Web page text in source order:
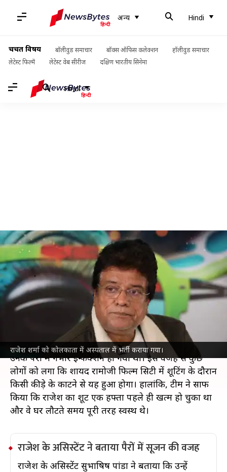
अन्य Hindi
चर्चित विषय बॉलीवुड समाचार बॉक्स ऑफिस कलेक्शन
हॉलीवुड समाचार
लेटेस्ट फिल्में
लेटेस्ट वेब सीरीज दक्षिण भारतीय सिनेमा
Hindi
राजेश शर्मा को कोलकाता में अस्पताल में भर्ती कराया गया।
राजेश शर्मा अस्पताल में हुए भर्ती, कीड़ा काटना
नहीं बल्कि ये है वजह
मनोरंजन Jul 09, 2026
अभिनेता राजेश शर्मा के अस्पताल में भर्ती होने की खबरें
आजकल खूब चर्चा में हैं, लेकिन फिल्म 'फौजी' की टीम का
कहना है कि उनका अस्पताल में भर्ती होना शूट से जुड़ा नहीं
राजेश को कोलकाता के एक अस्पताल में भर्ती कराया गया था।
उनके पैरों में गंभीर इन्फेक्शन हो गया था। इस वजह से कुछ
लोगों को लगा कि शायद रामोजी फिल्म सिटी में शूटिंग के दौरान
किसी कीड़े के काटने से यह हुआ होगा। हालांकि, टीम ने साफ
किया कि राजेश का शूट एक हफ्ता पहले ही खत्म हो चुका था
और वे घर लौटते समय पूरी तरह स्वस्थ थे।
राजेश के असिस्टेंट ने बताया पैरों में सूजन की वजह
राजेश के असिस्टेंट सुभाषिष पांडा ने बताया कि उन्हें